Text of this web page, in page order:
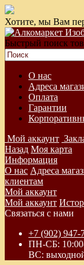
Хотите, мы Вам
Быстрый поиск
О нас
Адреса
Оплата
Гарантии
Мой аккаунт
Назад Моя карта
Информация
О нас Адреса
клиентам
Мой аккаунт
Мой аккаунт
Связаться с нами
+7 (902) 947-
ПН-СБ:
ВС: